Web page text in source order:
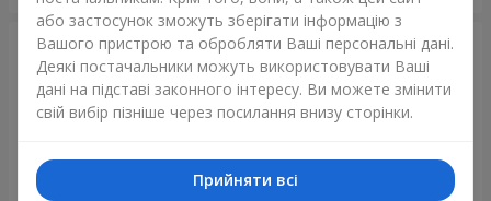
або застосунок зможуть зберігати інформацію з
Вашого пристрою та обробляти Ваші персональні дані.
Деякі постачальники можуть використовувати Ваші
дані на підставі законного інтересу. Ви можете змінити
свій вибір пізніше через посилання внизу сторінки.
Прийняти всі